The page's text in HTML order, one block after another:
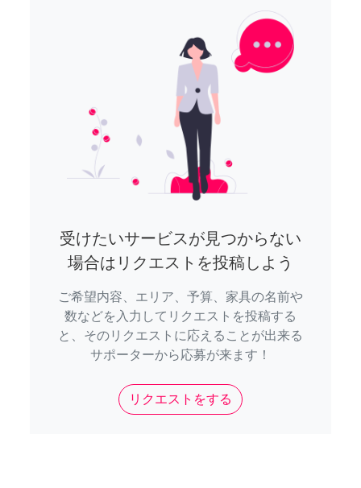
受けたいサービスが見つからない
場合はリクエストを投稿しよう
ご希望内容、エリア、予算、家具の名前や
数などを入力してリクエストを投稿する
と、そのリクエストに応えることが出来る
サポーターから応募が来ます！
リクエストをする